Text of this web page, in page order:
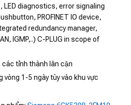
LED diagnostics, error signaling
PROFINET IO device,
redundancy manager,
IGMP,..) C-PLUG in scope of
các tỉnh thành lân cận
1-5 ngày tùy vào khu vực